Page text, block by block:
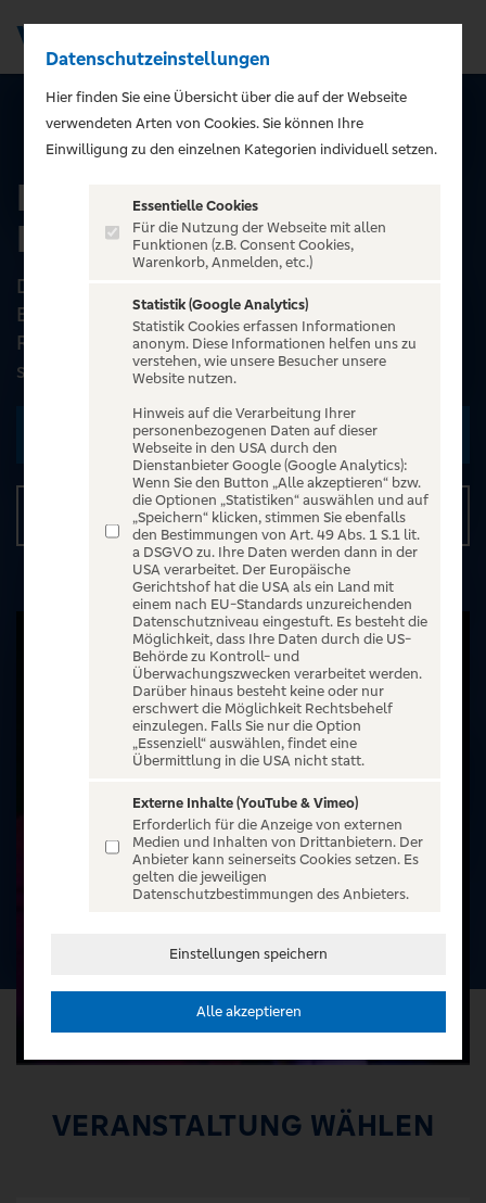
ALLE EVENTS
Die Gorillas - Gurke oder
Banane
Die Kultshow der Gorillas – seit Bestehen des
Ensembles der Dauerbrenner im Ratibor. Drei
Regisseure treten in einen Wettstreit. Sie lassen
spielen. S...
Zu den Terminen
Details
VERANSTALTUNG WÄHLEN
Datenschutzeinstellungen
Hier finden Sie eine Übersicht über die auf der Webseite
verwendeten Arten von Cookies. Sie können Ihre
Einwilligung zu den einzelnen Kategorien individuell setzen.
Essentielle Cookies
Für die Nutzung der Webseite mit allen
Funktionen (z.B. Consent Cookies,
Warenkorb, Anmelden, etc.)
Statistik (Google Analytics)
Statistik Cookies erfassen Informationen
anonym. Diese Informationen helfen uns zu
verstehen, wie unsere Besucher unsere
Website nutzen.
Hinweis auf die Verarbeitung Ihrer
personenbezogenen Daten auf dieser
Webseite in den USA durch den
Dienstanbieter Google (Google Analytics):
Wenn Sie den Button „Alle akzeptieren“ bzw.
die Optionen „Statistiken“ auswählen und auf
„Speichern“ klicken, stimmen Sie ebenfalls
den Bestimmungen von Art. 49 Abs. 1 S.1 lit.
a DSGVO zu. Ihre Daten werden dann in der
USA verarbeitet. Der Europäische
Gerichtshof hat die USA als ein Land mit
einem nach EU-Standards unzureichenden
Datenschutzniveau eingestuft. Es besteht die
Möglichkeit, dass Ihre Daten durch die US-
Behörde zu Kontroll- und
Überwachungszwecken verarbeitet werden.
Darüber hinaus besteht keine oder nur
erschwert die Möglichkeit Rechtsbehelf
einzulegen. Falls Sie nur die Option
„Essenziell“ auswählen, findet eine
Übermittlung in die USA nicht statt.
Externe Inhalte (YouTube & Vimeo)
Erforderlich für die Anzeige von externen
Medien und Inhalten von Drittanbietern. Der
Anbieter kann seinerseits Cookies setzen. Es
gelten die jeweiligen
Datenschutzbestimmungen des Anbieters.
Einstellungen speichern
Alle akzeptieren